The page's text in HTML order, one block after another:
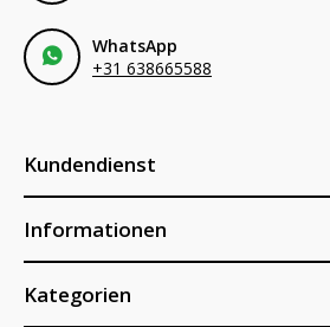
WhatsApp
+31 638665588
Kundendienst
Informationen
Kategorien